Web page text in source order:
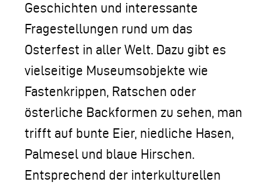
Geschichten und interessante
Fragestellungen rund um das
Osterfest in aller Welt. Dazu gibt es
vielseitige Museumsobjekte wie
Fastenkrippen, Ratschen oder
österliche Backformen zu sehen, man
trifft auf bunte Eier, niedliche Hasen,
Palmesel und blaue Hirschen.
Entsprechend der interkulturellen